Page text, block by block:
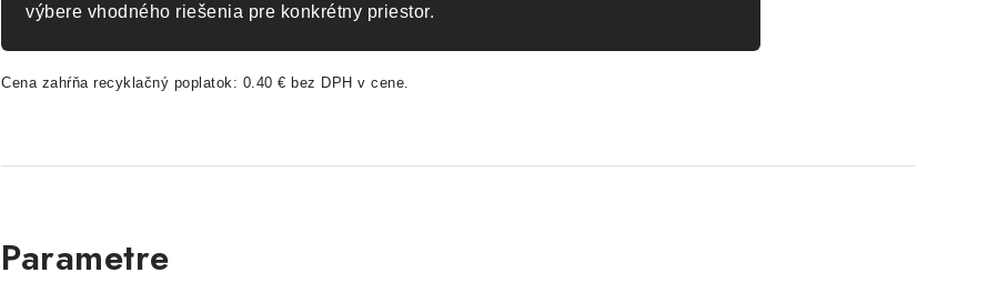
výbere vhodného riešenia pre konkrétny priestor.
Cena zahŕňa recyklačný poplatok: 0.40 € bez DPH v cene.